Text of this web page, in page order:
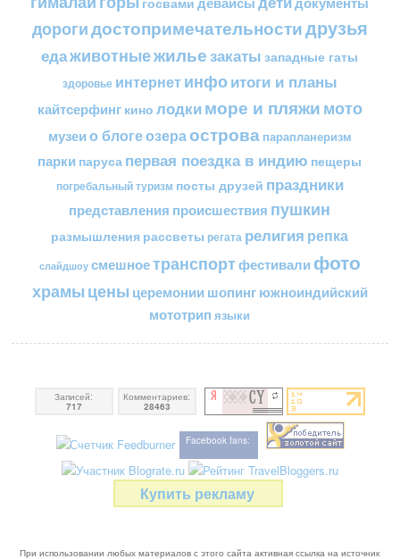
дорогидостопримечательностидрузья
едаживотныежильезакаты западные гаты
здоровье интернетинфоитоги и планы
кайтсерфинг кино лодкиморе и пляжимото
музеи о блогеозераострова парапланеризм
парки паруса первая поездка в индию пещеры
погребальный туризм посты друзей праздники
представления происшествия пушкин
размышления рассветы регата религия репка
слайдшоу смешноетранспортфестивали фото
храмы цены церемонии шопингюжноиндийский
мототрип языки
Записей:
717
Комментариев:
28463
Facebook fans:
Купить рекламу
При использовании любых материалов с этого сайта активная ссылка на источник